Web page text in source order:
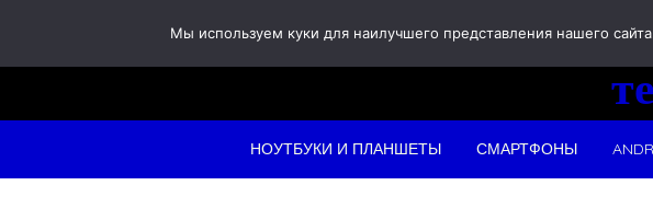
content
НОУТБУКИ И ПЛАНШЕТЫ СМАРТФОНЫ
Мы используем куки для наилучшего представления нашего